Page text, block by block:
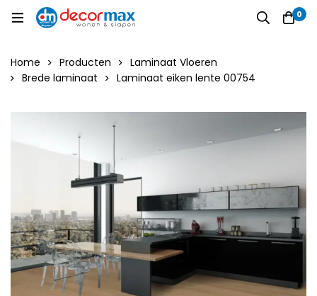
0
Home Producten
Laminaat Vloeren
Brede laminaat
Laminaat eiken lente 00754